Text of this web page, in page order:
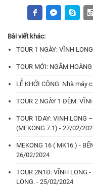
Bài viết khác:
TOUR 1 NGÀY: VĨNH
TOUR MỚI: NGẮM
LỄ KHỞI CÔNG: Nhà
TOUR 2 NGÀY 1 ĐÊM:
TOUR 1DAY: VINH LONG
(MEKONG 7.1) - 27/02/
MEKONG 16 ( MK16 ) -
26/02/2024
TOUR 2N1Đ: VĨNH LONG -
LONG. - 25/02/2024